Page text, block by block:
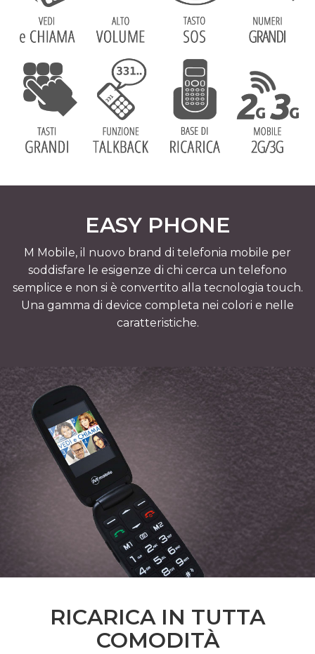
EASY PHONE
M Mobile, il nuovo brand di telefonia mobile per
soddisfare le esigenze di chi cerca un telefono
semplice e non si è convertito alla tecnologia touch.
Una gamma di device completa nei colori e nelle
caratteristiche.
RICARICA IN TUTTA
COMODITÀ